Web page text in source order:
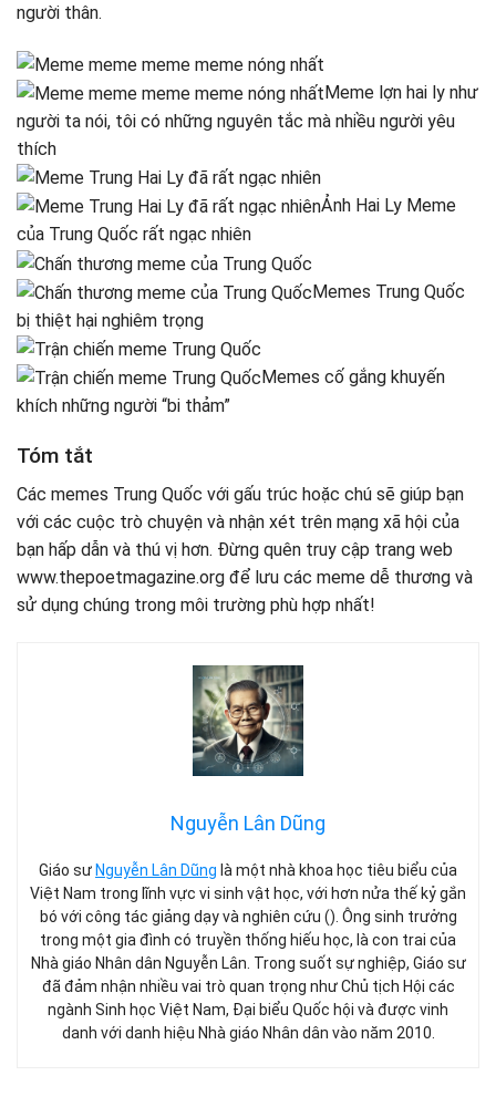
người thân.
Meme lợn hai ly như
người ta nói, tôi có những nguyên tắc mà nhiều người yêu
thích
Ảnh Hai Ly Meme
của Trung Quốc rất ngạc nhiên
Memes Trung Quốc
bị thiệt hại nghiêm trọng
Memes cố gắng khuyến
khích những người “bi thảm”
Tóm tắt
Các memes Trung Quốc với gấu trúc hoặc chú sẽ giúp bạn
với các cuộc trò chuyện và nhận xét trên mạng xã hội của
bạn hấp dẫn và thú vị hơn. Đừng quên truy cập trang web
www.thepoetmagazine.org để lưu các meme dễ thương và
sử dụng chúng trong môi trường phù hợp nhất!
Nguyễn Lân Dũng
Giáo sư Nguyễn Lân Dũng là một nhà khoa học tiêu biểu của
Việt Nam trong lĩnh vực vi sinh vật học, với hơn nửa thế kỷ gắn
bó với công tác giảng dạy và nghiên cứu (). Ông sinh trưởng
trong một gia đình có truyền thống hiếu học, là con trai của
Nhà giáo Nhân dân Nguyễn Lân. Trong suốt sự nghiệp, Giáo sư
đã đảm nhận nhiều vai trò quan trọng như Chủ tịch Hội các
ngành Sinh học Việt Nam, Đại biểu Quốc hội và được vinh
danh với danh hiệu Nhà giáo Nhân dân vào năm 2010.